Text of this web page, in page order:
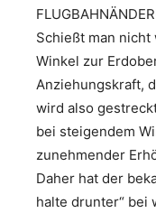
Schießt man
Winkel zur
Anziehungskraft,
wird also
bei steigendem
zunehmender
Daher hat der
halte drunter“ bei